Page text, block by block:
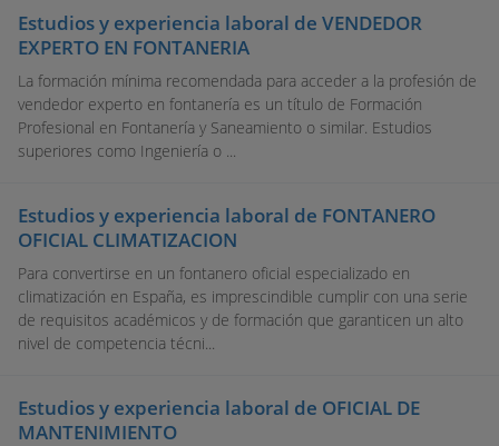
Estudios y experiencia laboral de VENDEDOR
EXPERTO EN FONTANERIA
La formación mínima recomendada para acceder a la profesión de
vendedor experto en fontanería es un título de Formación
Profesional en Fontanería y Saneamiento o similar. Estudios
superiores como Ingeniería o ...
Estudios y experiencia laboral de FONTANERO
OFICIAL CLIMATIZACION
Para convertirse en un fontanero oficial especializado en
climatización en España, es imprescindible cumplir con una serie
de requisitos académicos y de formación que garanticen un alto
nivel de competencia técni...
Estudios y experiencia laboral de OFICIAL DE
MANTENIMIENTO